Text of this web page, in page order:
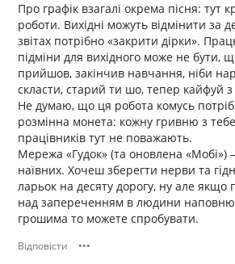
Про графік взагалі окрема пісня: тут
роботи. Вихідні можуть відмінити за
звітах потрібно «закрити дірки».
підміни для вихідного може не бути,
прийшов, закінчив навчання, ніби
скласти, старий ти шо, тепер кайфуй з
Не думаю, що ця робота комусь
розмінна монета: кожну гривню з
працівників тут не поважають.
Мережа «Гудок» (та оновлена «Мобі»)
наївних. Хочеш зберегти нерви та
ларьок на десяту дорогу, ну але якщо
над запереченням в людини
грошима то можете спробувати.
Відповісти •••